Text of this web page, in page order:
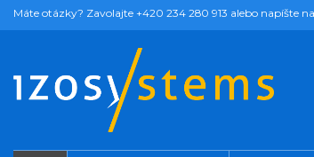
Máte otázky? Zavolajte +420 234 280 913 alebo napíšte